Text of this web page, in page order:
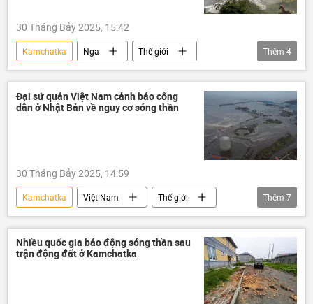
30 Tháng Bảy 2025, 15:42
Kamchatka Nga
Thế giới
trận động đất
Quan điểm-Ý kiến
chuyên gia
Nhà khoa học
Thêm 4
Đại sứ quán Việt Nam cảnh báo công
dân ở Nhật Bản về nguy cơ sóng thần
30 Tháng Bảy 2025, 14:59
Kamchatka Việt Nam
Thế giới
đại sứ quán
Nhật Bản
Thái Bình Dương
Nga
sóng thần
trận động đất
thiên tai
Thêm 7
Nhiều quốc gia báo động sóng thần sau
trận động đất ở Kamchatka